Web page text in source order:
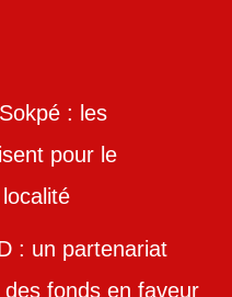
: les
pour le
: un partenariat
fonds en faveur